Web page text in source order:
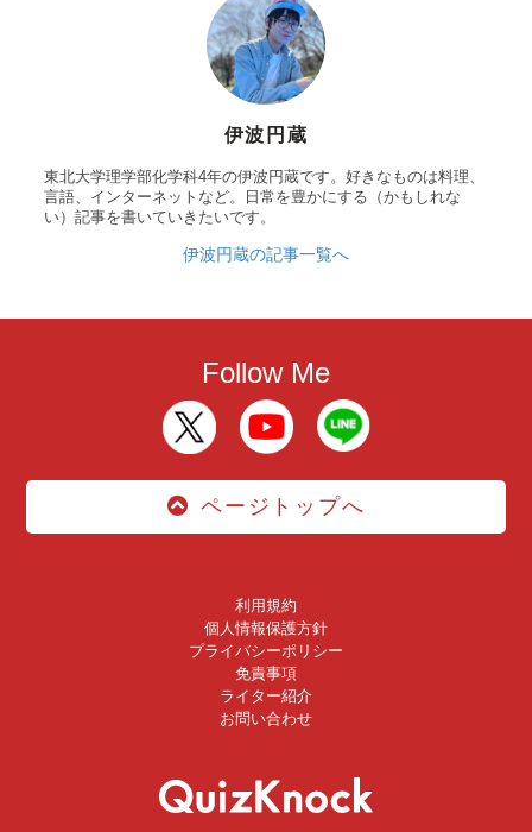
伊波円蔵
東北大学理学部化学科4年の伊波円蔵です。好きなものは料理、
言語、インターネットなど。日常を豊かにする（かもしれな
い）記事を書いていきたいです。
伊波円蔵の記事一覧へ
Follow Me
ページトップへ
利用規約
個人情報保護方針
プライバシーポリシー
免責事項
ライター紹介
お問い合わせ